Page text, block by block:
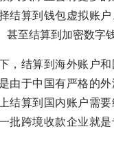
结算到钱包虚拟账
甚至结算到加密数字
，结算到海外账户
由于中国有严格的
结算到国内账户需要
批跨境收款企业就